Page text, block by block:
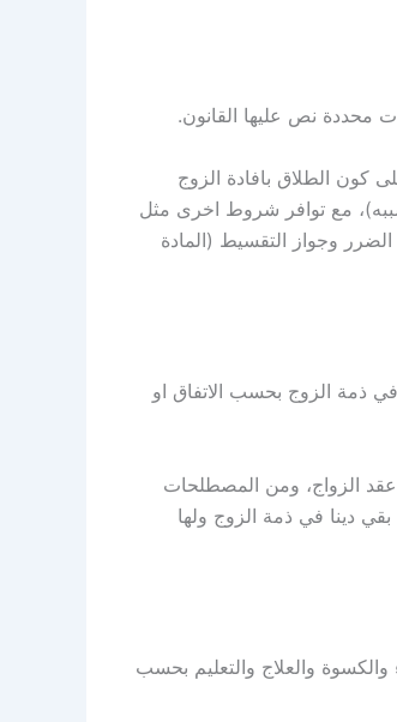
محددة نص عليها القانون.
الطلاق بافادة الزوج
مع توافر شروط اخرى مثل
الضرر وجواز التقسيط (المادة
ذمة الزوج بحسب الاتفاق او
عقد الزواج، ومن المصطلحات
دينا في ذمة الزوج ولها
والعلاج والتعليم بحسب